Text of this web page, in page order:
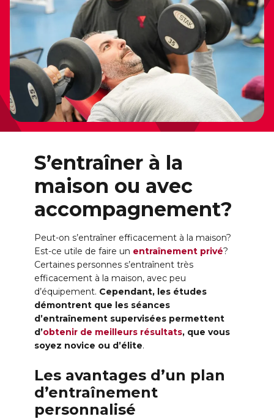
S’entraîner à la
maison ou avec
accompagnement?
Peut-on s’entraîner efficacement à la maison?
Est-ce utile de faire un entraînement privé?
Certaines personnes s’entraînent très
efficacement à la maison, avec peu
d’équipement. Cependant, les études
démontrent que les séances
d’entraînement supervisées permettent
d’obtenir de meilleurs résultats, que vous
soyez novice ou d’élite.
Les avantages d’un plan
d’entraînement
personnalisé